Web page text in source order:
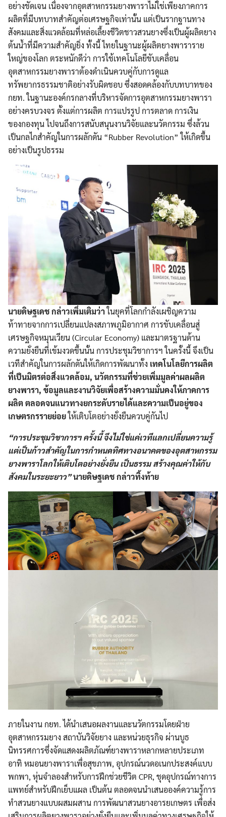
อย่างชัดเจน เนื่องจากอุตสาหกรรมยางพาราไม่ใช่เพียงภาคการ
ผลิตที่มีบทบาทสำคัญต่อเศรษฐกิจเท่านั้น แต่เป็นรากฐานทาง
สังคมและสิ่งแวดล้อมที่หล่อเลี้ยงชีวิตชาวสวนยางซึ่งเป็นผู้ผลิตยาง
ต้นน้ำที่มีความสำคัญยิ่ง ทั้งนี้ ไทยในฐานะผู้ผลิตยางพาราราย
ใหญ่ของโลก ตระหนักดีว่า การใช้เทคโนโลยีขับเคลื่อน
อุตสาหกรรมยางพาราต้องดำเนินควบคู่กับการดูแล
ทรัพยากรธรรมชาติอย่างรับผิดชอบ ซึ่งสอดคล้องกับบทบาทของ
กยท. ในฐานะองค์กรกลางที่บริหารจัดการอุตสาหกรรมยางพารา
อย่างครบวงจร ตั้งแต่การผลิต การแปรรูป การตลาด การเงิน
ของกองทุน ไปจนถึงการสนับสนุนงานวิจัยและนวัตกรรม ซึ่งล้วน
เป็นกลไกสำคัญในการผลักดัน “Rubber Revolution” ให้เกิดขึ้น
อย่างเป็นรูปธรรม
นายดิษฐเดช กล่าวเพิ่มเติมว่าในยุคที่โลกกำลังเผชิญความ
ท้าทายจากการเปลี่ยนแปลงสภาพภูมิอากาศ การขับเคลื่อนสู่
เศรษฐกิจหมุนเวียน (Circular Economy) และมาตรฐานด้าน
ความยั่งยืนที่เข้มงวดขึ้นนั้น การประชุมวิชาการฯ ในครั้งนี้ จึงเป็น
เวทีสำคัญในการผลักดันให้เกิดการพัฒนาทั้ง เทคโนโลยีการผลิต
ที่เป็นมิตรต่อสิ่งแวดล้อม, นวัตกรรมที่ช่วยเพิ่มมูลค่าผลผลิต
ยางพารา, ข้อมูลและงานวิจัยเพื่อสร้างความมั่นคงให้ภาคการ
ผลิต ตลอดจนแนวทางยกระดับรายได้และความเป็นอยู่ของ
เกษตรกรรายย่อยให้เติบโตอย่างยั่งยืนควบคู่กันไป
“การประชุมวิชาการฯ ครั้งนี้ จึงไม่ใช่แค่เวทีแลกเปลี่ยนความรู้
แต่เป็นก้าวสำคัญในการกำหนดทิศทางอนาคตของอุตสาหกรรม
ยางพาราโลกให้เติบโตอย่างยั่งยืน เป็นธรรม สร้างคุณค่าให้กับ
สังคมในระยะยาว”นายดิษฐเดช กล่าวทิ้งท้าย
ภายในงาน กยท. ได้นำเสนอผลงานและนวัตกรรมโดยฝ่าย
อุตสาหกรรมยาง สถาบันวิจัยยาง และหน่วยธุรกิจ ผ่านบูธ
นิทรรศการซึ่งจัดแสดงผลิตภัณฑ์ยางพาราหลากหลายประเภท
อาทิ หมอนยางพาราเพื่อสุขภาพ, อุปกรณ์นวดอเนกประสงค์แบบ
พกพา, หุ่นจำลองสำหรับการฝึกช่วยชีวิต CPR, ชุดอุปกรณ์ทางการ
แพทย์สำหรับฝึกเย็บแผล เป็นต้น ตลอดจนนำเสนอองค์ความรู้การ
ทำสวนยางแบบผสมผสาน การพัฒนาสวนยางอารยเกษตร เพื่อส่ง